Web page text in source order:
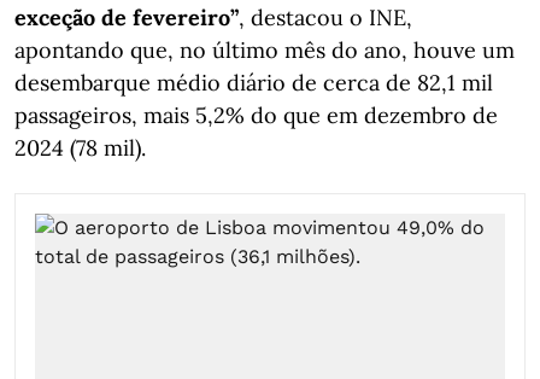
exceção de fevereiro”, destacou o INE,
apontando que, no último mês do ano, houve um
desembarque médio diário de cerca de 82,1 mil
passageiros, mais 5,2% do que em dezembro de
2024 (78 mil).